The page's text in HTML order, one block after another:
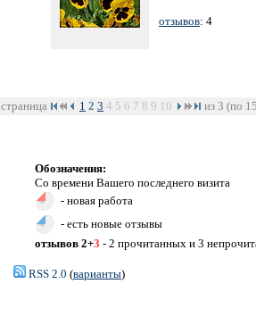
отзывов: 4
страница 1 2 3 4 5 6 7 8 9 10 из 3 (по
Обозначения:
Со времени Вашего последнего визита
- новая работа
- есть новые отзывы
отзывов 2+3 - 2 прочитанных и 3
RSS 2.0 (варианты)